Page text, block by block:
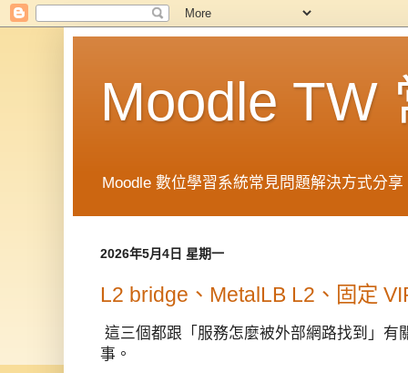
Moodle TW
Moodle 數位學習系統常見問題解決方式分享
2026年5月4日 星期一
L2 bridge、MetalLB L2、固定
這三個都跟「服務怎麼被外部網路找到」有
事。